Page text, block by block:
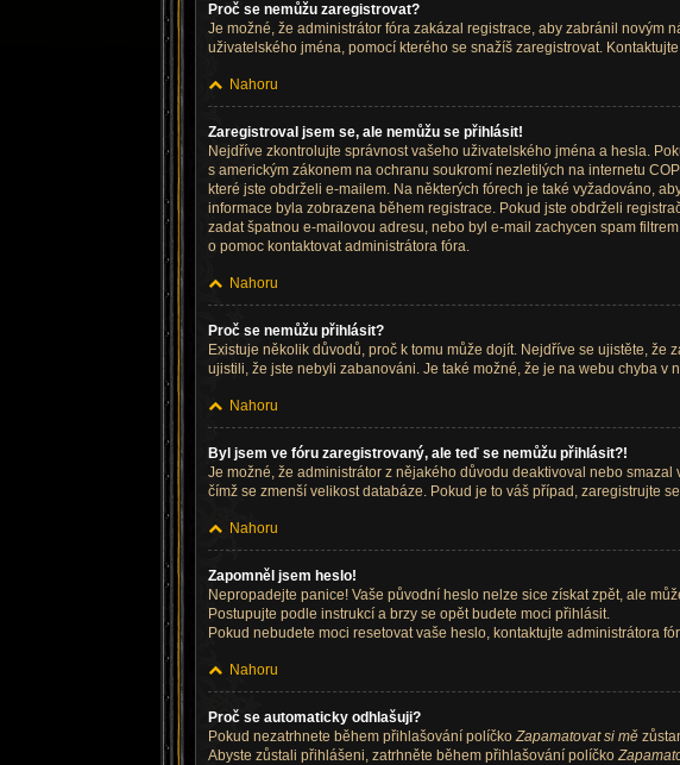
Proč se nemůžu zaregistrovat?
Je možné, že administrátor fóra zakázal registrace, aby zabránil novým
uživatelského jména, pomocí kterého se snažíš zaregistrovat.
Nahoru
Zaregistroval jsem se, ale nemůžu se přihlásit!
Nejdříve zkontrolujte správnost vašeho uživatelského jména a hesla.
s americkým zákonem na ochranu soukromí nezletilých na internetu
které jste obdrželi e-mailem. Na některých fórech je také vyžadováno,
informace byla zobrazena během registrace. Pokud jste obdrželi
zadat špatnou e-mailovou adresu, nebo byl e-mail zachycen spam
o pomoc kontaktovat administrátora fóra.
Nahoru
Proč se nemůžu přihlásit?
Existuje několik důvodů, proč k tomu může dojít. Nejdříve se ujistěte,
ujistili, že jste nebyli zabanováni. Je také možné, že je na webu chyba v
Nahoru
Byl jsem ve fóru zaregistrovaný, ale teď se nemůžu přihlásit?!
Je možné, že administrátor z nějakého důvodu deaktivoval nebo
čímž se zmenší velikost databáze. Pokud je to váš případ, zaregistrujte
Nahoru
Zapomněl jsem heslo!
Nepropadejte panice! Vaše původní heslo nelze sice získat zpět, ale
Postupujte podle instrukcí a brzy se opět budete moci přihlásit.
Pokud nebudete moci resetovat vaše heslo, kontaktujte administrátora
Nahoru
Proč se automaticky odhlašuji?
Pokud nezatrhnete během přihlašování políčkoZapamatovat si mě
Abyste zůstali přihlášeni, zatrhněte během přihlašování políčko